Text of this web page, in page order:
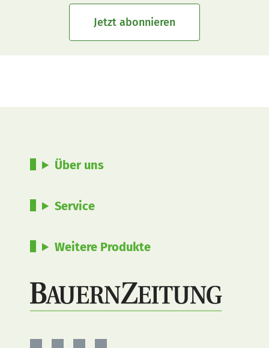
Jetzt abonnieren
Über uns
Service
Weitere Produkte